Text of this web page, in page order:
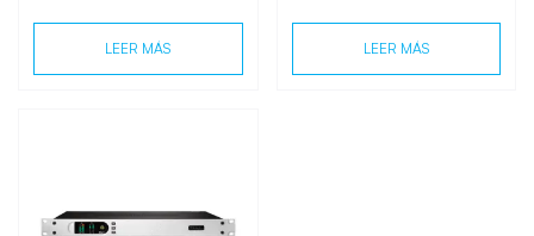
LEER MÁS LEER MÁS